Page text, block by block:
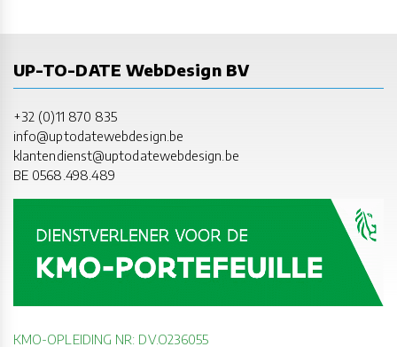
UP-TO-DATE WebDesign BV
+32 (0)11 870 835
info@uptodatewebdesign.be
klantendienst@uptodatewebdesign.be
BE 0568.498.489
KMO-OPLEIDING NR: DV.O236055